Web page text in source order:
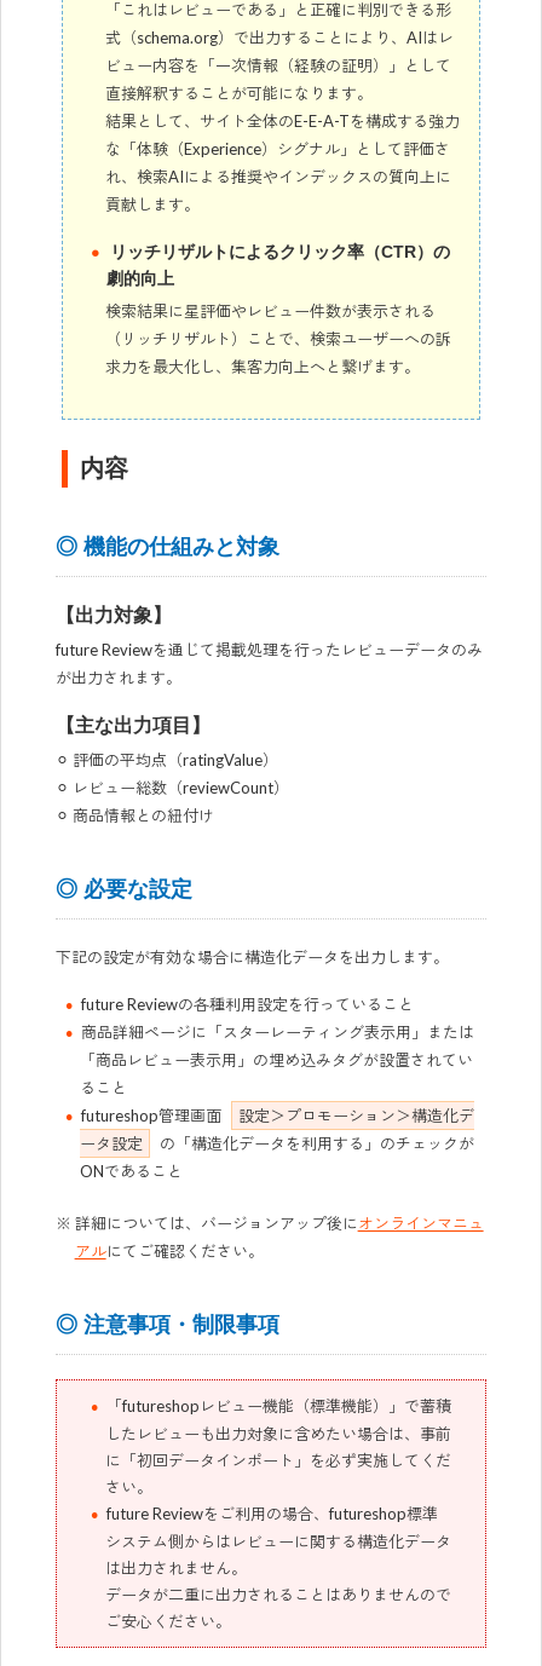
「これはレビューである」と正確に判別できる形
式（schema.org）で出力することにより、AIはレ
ビュー内容を「一次情報（経験の証明）」として
直接解釈することが可能になります。
結果として、サイト全体のE-E-A-Tを構成する強力
な「体験（Experience）シグナル」として評価さ
れ、検索AIによる推奨やインデックスの質向上に
貢献します。
リッチリザルトによるクリック率（CTR）の
劇的向上
検索結果に星評価やレビュー件数が表示される
（リッチリザルト）ことで、検索ユーザーへの訴
求力を最大化し、集客力向上へと繋げます。
内容
◎ 機能の仕組みと対象
【出力対象】
future Reviewを通じて掲載処理を行ったレビューデータのみ
が出力されます。
【主な出力項目】
⚪︎ 評価の平均点（ratingValue）
⚪︎ レビュー総数（reviewCount）
⚪︎ 商品情報との紐付け
◎ 必要な設定
下記の設定が有効な場合に構造化データを出力します。
future Reviewの各種利用設定を行っていること
商品詳細ページに「スターレーティング表示用」または
「商品レビュー表示用」の埋め込みタグが設置されてい
ること
futureshop管理画面
設定＞プロモーション＞構造化デ
ータ設定
の「構造化データを利用する」のチェックが
ONであること
詳細については、バージョンアップ後にオンラインマニュ
アルにてご確認ください。
◎ 注意事項・制限事項
「futureshopレビュー機能（標準機能）」で蓄積
したレビューも出力対象に含めたい場合は、事前
に「初回データインポート」を必ず実施してくだ
さい。
future Reviewをご利用の場合、futureshop標準
システム側からはレビューに関する構造化データ
は出力されません。
データが二重に出力されることはありませんので
ご安心ください。